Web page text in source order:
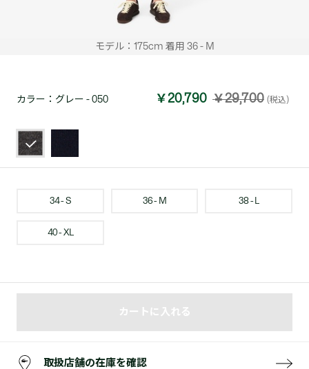
モデル：175cm 着用 36 - M
カラー： グレー - 050 ￥20,790 ￥29,700 (税込)
34 - S 36 - M 38 - L
40 - XL
カートに入れる
取扱店舗の在庫を確認